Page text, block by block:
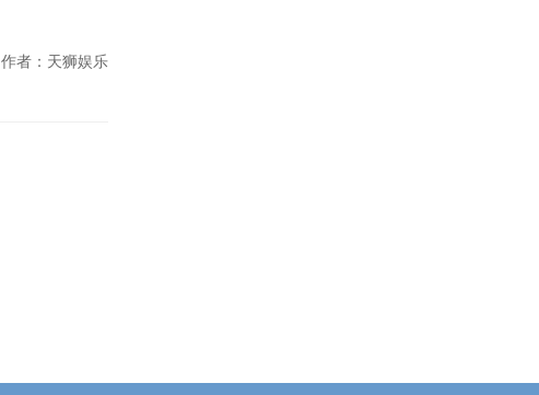
作者：天狮娱乐